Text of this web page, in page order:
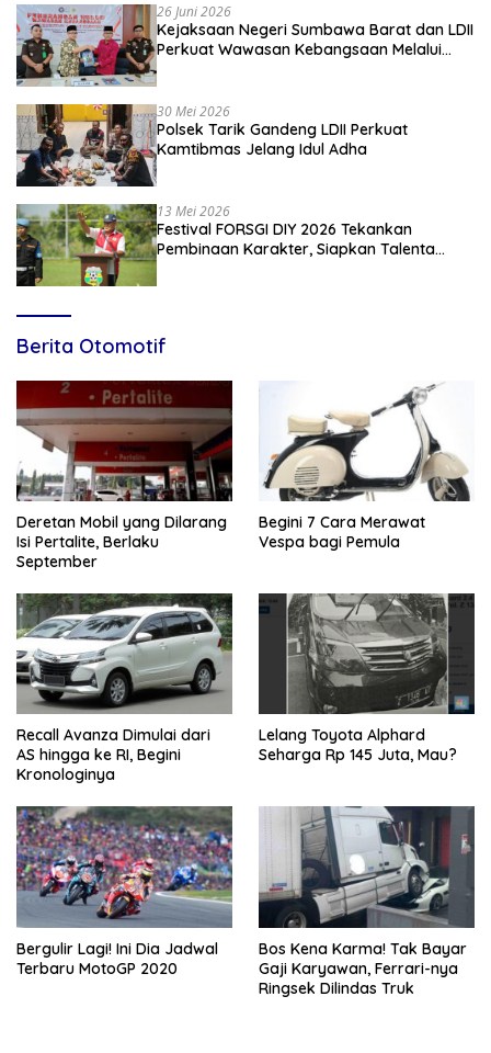
26 Juni 2026
Kejaksaan Negeri Sumbawa Barat dan LDII
Perkuat Wawasan Kebangsaan Melalui
30 Mei 2026
Polsek Tarik Gandeng LDII Perkuat
Kamtibmas Jelang Idul Adha
13 Mei 2026
Festival FORSGI DIY 2026 Tekankan
Pembinaan Karakter, Siapkan Talenta
Berita Otomotif
Deretan Mobil yang Dilarang
Isi Pertalite, Berlaku
September
Begini 7 Cara Merawat
Vespa bagi Pemula
Recall Avanza Dimulai dari
AS hingga ke RI, Begini
Kronologinya
Lelang Toyota Alphard
Seharga Rp 145 Juta, Mau?
Bergulir Lagi! Ini Dia Jadwal
Terbaru MotoGP 2020
Bos Kena Karma! Tak Bayar
Gaji Karyawan, Ferrari-nya
Ringsek Dilindas Truk